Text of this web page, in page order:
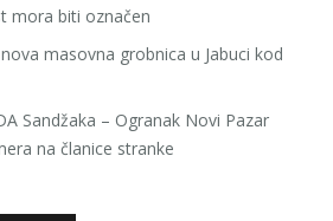
mora biti označen
masovna grobnica u Jabuci kod
Sandžaka – Ogranak Novi Pazar
na članice stranke